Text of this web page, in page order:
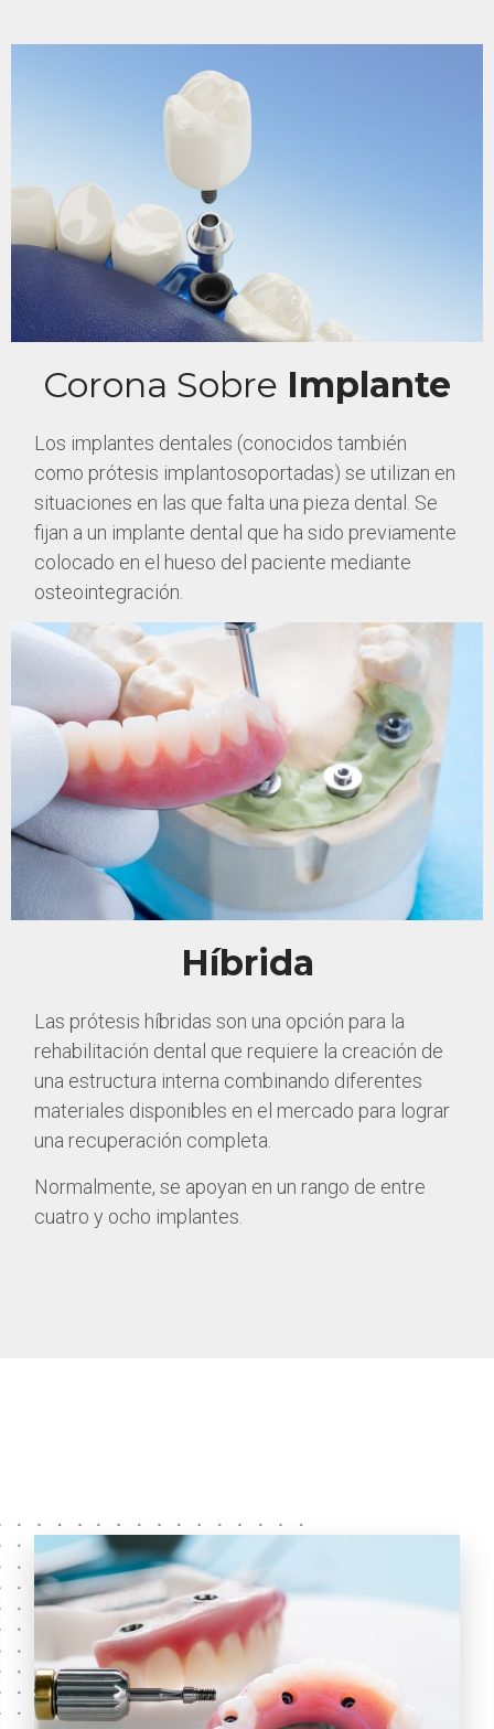
Corona Sobre Implante
Los implantes dentales (conocidos también
como prótesis implantosoportadas) se utilizan en
situaciones en las que falta una pieza dental. Se
fijan a un implante dental que ha sido previamente
colocado en el hueso del paciente mediante
osteointegración.
Híbrida
Las prótesis híbridas son una opción para la
rehabilitación dental que requiere la creación de
una estructura interna combinando diferentes
materiales disponibles en el mercado para lograr
una recuperación completa.
Normalmente, se apoyan en un rango de entre
cuatro y ocho implantes.